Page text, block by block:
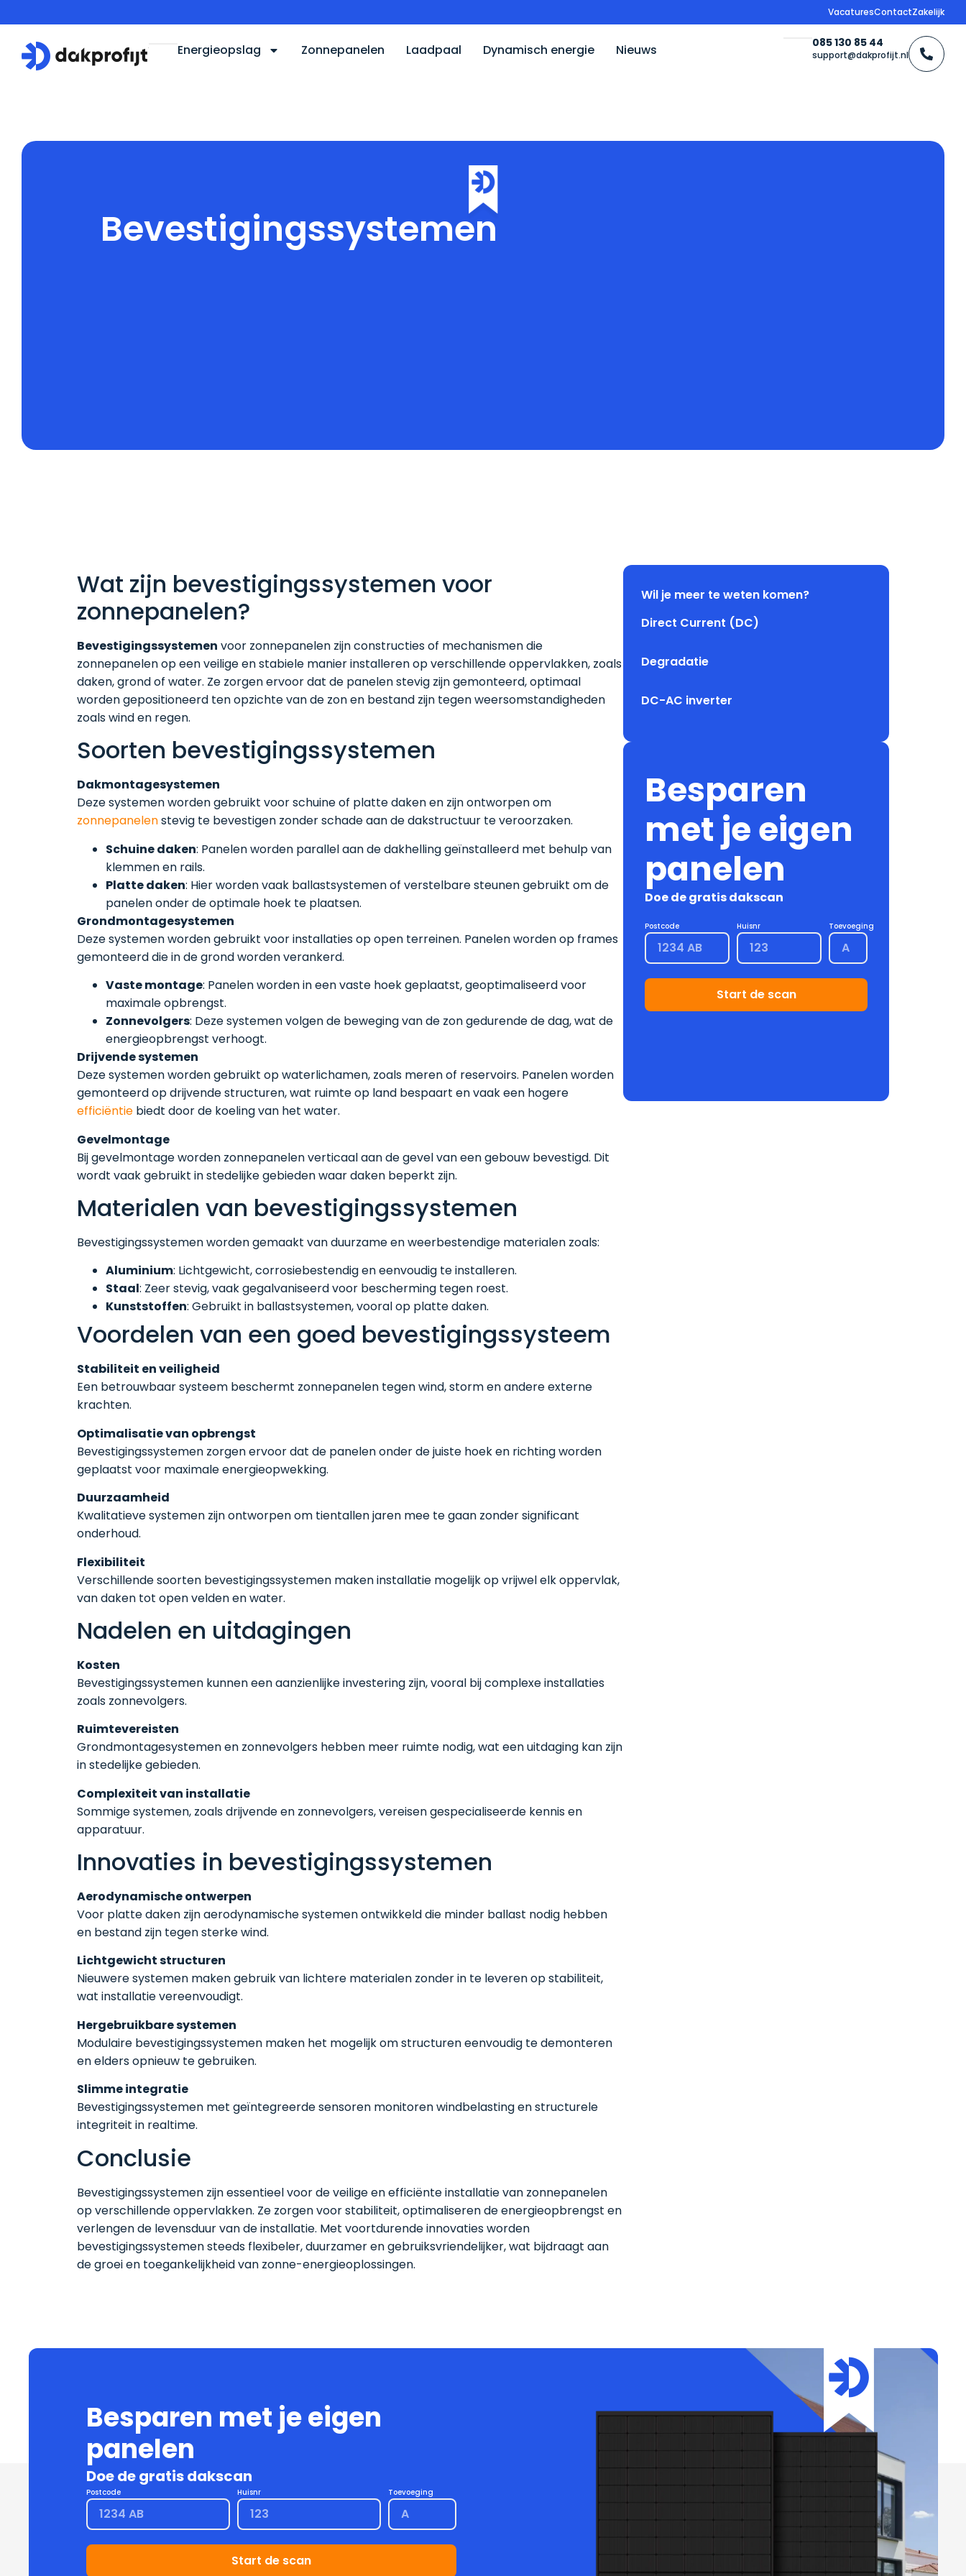
VacaturesContactZakelijk
Energieopslag Zonnepanelen Laadpaal Dynamisch energie Nieuws 085 130 85 44
support@dakprofijt.nl
Bevestigingssystemen
Wat zijn bevestigingssystemen voor
zonnepanelen?
Bevestigingssystemen voor zonnepanelen zijn constructies of mechanismen die
zonnepanelen op een veilige en stabiele manier installeren op verschillende oppervlakken, zoals
daken, grond of water. Ze zorgen ervoor dat de panelen stevig zijn gemonteerd, optimaal
worden gepositioneerd ten opzichte van de zon en bestand zijn tegen weersomstandigheden
zoals wind en regen.
Soorten bevestigingssystemen
Dakmontagesystemen
Deze systemen worden gebruikt voor schuine of platte daken en zijn ontworpen om
zonnepanelenstevig te bevestigen zonder schade aan de dakstructuur te veroorzaken.
Schuine daken: Panelen worden parallel aan de dakhelling geïnstalleerd met behulp van
klemmen en rails.
Platte daken: Hier worden vaak ballastsystemen of verstelbare steunen gebruikt om de
panelen onder de optimale hoek te plaatsen.
Grondmontagesystemen
Deze systemen worden gebruikt voor installaties op open terreinen. Panelen worden op frames
gemonteerd die in de grond worden verankerd.
Vaste montage: Panelen worden in een vaste hoek geplaatst, geoptimaliseerd voor
maximale opbrengst.
Zonnevolgers: Deze systemen volgen de beweging van de zon gedurende de dag, wat de
energieopbrengst verhoogt.
Drijvende systemen
Deze systemen worden gebruikt op waterlichamen, zoals meren of reservoirs. Panelen worden
gemonteerd op drijvende structuren, wat ruimte op land bespaart en vaak een hogere
efficiëntie biedt door de koeling van het water.
Gevelmontage
Bij gevelmontage worden zonnepanelen verticaal aan de gevel van een gebouw bevestigd. Dit
wordt vaak gebruikt in stedelijke gebieden waar daken beperkt zijn.
Materialen van bevestigingssystemen
Bevestigingssystemen worden gemaakt van duurzame en weerbestendige materialen zoals:
Aluminium: Lichtgewicht, corrosiebestendig en eenvoudig te installeren.
Staal: Zeer stevig, vaak gegalvaniseerd voor bescherming tegen roest.
Kunststoffen: Gebruikt in ballastsystemen, vooral op platte daken.
Voordelen van een goed bevestigingssysteem
Stabiliteit en veiligheid
Een betrouwbaar systeem beschermt zonnepanelen tegen wind, storm en andere externe
krachten.
Optimalisatie van opbrengst
Bevestigingssystemen zorgen ervoor dat de panelen onder de juiste hoek en richting worden
geplaatst voor maximale energieopwekking.
Duurzaamheid
Kwalitatieve systemen zijn ontworpen om tientallen jaren mee te gaan zonder significant
onderhoud.
Flexibiliteit
Verschillende soorten bevestigingssystemen maken installatie mogelijk op vrijwel elk oppervlak,
van daken tot open velden en water.
Nadelen en uitdagingen
Kosten
Bevestigingssystemen kunnen een aanzienlijke investering zijn, vooral bij complexe installaties
zoals zonnevolgers.
Ruimtevereisten
Grondmontagesystemen en zonnevolgers hebben meer ruimte nodig, wat een uitdaging kan zijn
in stedelijke gebieden.
Complexiteit van installatie
Sommige systemen, zoals drijvende en zonnevolgers, vereisen gespecialiseerde kennis en
apparatuur.
Innovaties in bevestigingssystemen
Aerodynamische ontwerpen
Voor platte daken zijn aerodynamische systemen ontwikkeld die minder ballast nodig hebben
en bestand zijn tegen sterke wind.
Lichtgewicht structuren
Nieuwere systemen maken gebruik van lichtere materialen zonder in te leveren op stabiliteit,
wat installatie vereenvoudigt.
Hergebruikbare systemen
Modulaire bevestigingssystemen maken het mogelijk om structuren eenvoudig te demonteren
en elders opnieuw te gebruiken.
Slimme integratie
Bevestigingssystemen met geïntegreerde sensoren monitoren windbelasting en structurele
integriteit in realtime.
Conclusie
Bevestigingssystemen zijn essentieel voor de veilige en efficiënte installatie van zonnepanelen
op verschillende oppervlakken. Ze zorgen voor stabiliteit, optimaliseren de energieopbrengst en
verlengen de levensduur van de installatie. Met voortdurende innovaties worden
bevestigingssystemen steeds flexibeler, duurzamer en gebruiksvriendelijker, wat bijdraagt aan
de groei en toegankelijkheid van zonne-energieoplossingen.
Wil je meer te weten komen?
Direct Current (DC)
Degradatie
DC-AC inverter
Besparen
met je eigen
panelen
Doe de gratis dakscan
Postcode Huisnr Toevoeging
Start de scan
Besparen met je eigen
panelen
Doe de gratis dakscan
Postcode Huisnr Toevoeging
Start de scan